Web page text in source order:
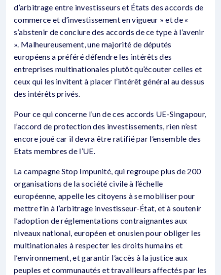
d’arbitrage entre investisseurs et États des accords de
commerce et d’investissement en vigueur » et de «
s’abstenir de conclure des accords de ce type à l’avenir
». Malheureusement, une majorité de députés
européens a préféré défendre les intérêts des
entreprises multinationales plutôt qu’écouter celles et
ceux qui les invitent à placer l’intérêt général au dessus
des intérêts privés.
Pour ce qui concerne l’un de ces accords UE-Singapour,
l’accord de protection des investissements, rien n’est
encore joué car il devra être ratifié par l’ensemble des
Etats membres de l’UE.
La campagne Stop Impunité, qui regroupe plus de 200
organisations de la société civile à l’échelle
européenne, appelle les citoyens à se mobiliser pour
mettre fin à l’arbitrage investisseur-État, et à soutenir
l’adoption de réglementations contraignantes aux
niveaux national, européen et onusien pour obliger les
multinationales à respecter les droits humains et
l’environnement, et garantir l’accès à la justice aux
peuples et communautés et travailleurs affectés par les